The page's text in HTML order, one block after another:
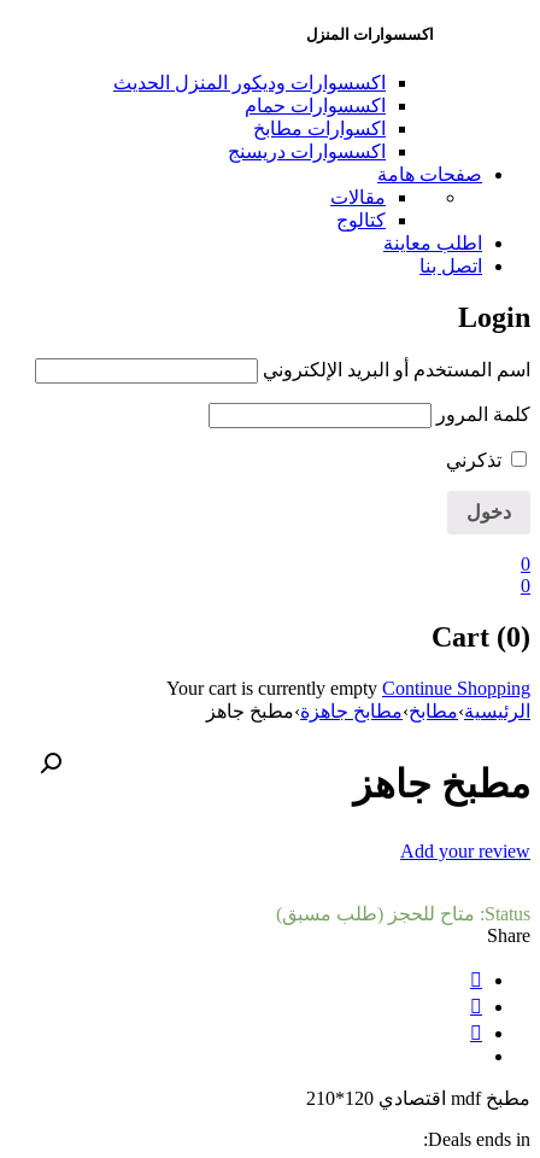
اكسسوارات المنزل
اكسسوارات وديكور المنزل الحديث
اكسسوارات حمام
اكسوارات مطابخ
اكسسوارات دريسنج
صفحات هامة
مقالات
كتالوج
اطلب معاينة
اتصل بنا
Login
اسم المستخدم أو البريد الإلكتروني
كلمة المرور
تذكرني
0
0
Cart (0)
Your cart is currently empty Continue Shopping
الرئيسية›مطابخ›مطابخ جاهزة›مطبخ جاهز
مطبخ جاهز
Add your review
Status: متاح للحجز (طلب مسبق)
Share
مطبخ mdf اقتصادي 120*210
Deals ends in: